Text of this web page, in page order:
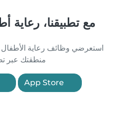
مع تطبيقنا، رعاية
استعرضي وظائف رعاية الأطفال
منطقتك عبر